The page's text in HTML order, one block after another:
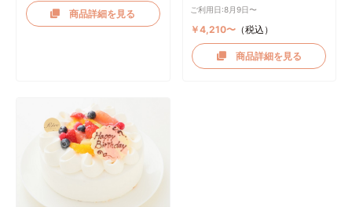
商品詳細を見る ご利用日:8月9日〜
￥4,210〜 （税込）
商品詳細を見る